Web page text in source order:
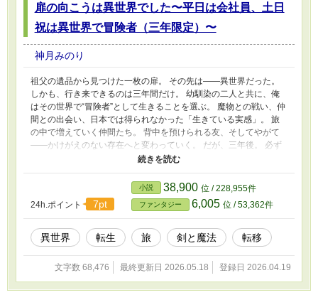
扉の向こうは異世界でした〜平日は会社員、土日
祝は異世界で冒険者（三年限定）〜
神月みのり
祖父の遺品から見つけた一枚の扉。 その先は――異世界だった。
しかも、行き来できるのは三年間だけ。 幼馴染の二人と共に、俺
はその世界で“冒険者”として生きることを選ぶ。 魔物との戦い、仲
間との出会い、日本では得られなかった「生きている実感」。 旅
の中で増えていく仲間たち。 背中を預けられる友、そしてやがて
――かけがえのない存在へと変わっていく。 だが、三年後。 必ず
選ばなければならない。 日本に帰るか、それともこの世界に残る
か。 これは、三人から始まり、やがて“家族”になっていく物語。 帰
れるのに、帰らない――そんな選択に至るまでの、少し賑やかで温
かな異世界譚。
24h.ポイント
7pt
小説 38,900 位 / 228,955件
ファンタジー 6,005 位 / 53,362件
異世界 転生 旅 剣と魔法 転移
文字数 68,476 最終更新日 2026.05.18 登録日 2026.04.19